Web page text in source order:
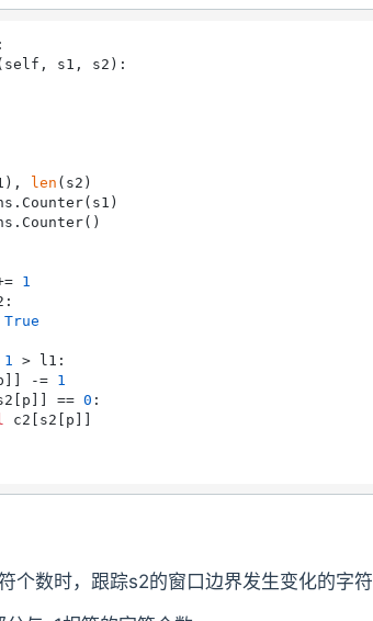
self, s1, s2 ):
len (s2)
1
True
1
> l1:
-=
1
== 0 :
c2[s2[p]]
个数时，跟踪s2的窗口边界发生变化的字符